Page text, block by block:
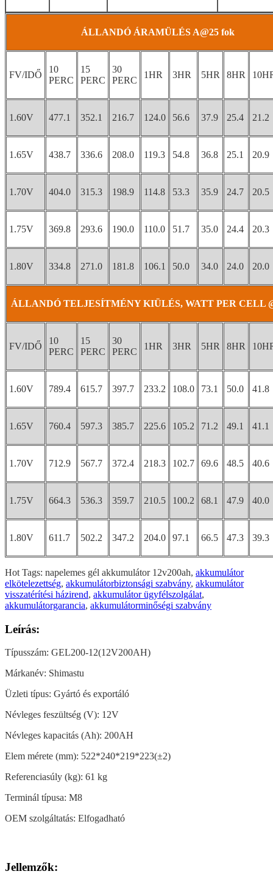
ÁLLANDÓ ÁRAMÜLÉS A@25 fok
FV/IDŐ
10
PERC
15
PERC
30
PERC
1HR 3HR 5HR 8HR
1.60V 477.1 352.1 216.7 124.0 56.6 37.9 25.4 21.2
1.65V 438.7 336.6 208.0 119.3 54.8 36.8 25.1 20.9
1.70V 404.0 315.3 198.9 114.8 53.3 35.9 24.7 20.5
1.75V 369.8 293.6 190.0 110.0 51.7 35.0 24.4 20.3
1.80V 334.8 271.0 181.8 106.1 50.0 34.0 24.0 20.0
ÁLLANDÓ TELJESÍTMÉNY KIÜLÉS, WATT PER CELL
FV/IDŐ
10
PERC
15
PERC
30
PERC
1HR 3HR 5HR 8HR
1.60V 789.4 615.7 397.7 233.2 108.0 73.1 50.0 41.8
1.65V 760.4 597.3 385.7 225.6 105.2 71.2 49.1 41.1
1.70V 712.9 567.7 372.4 218.3 102.7 69.6 48.5 40.6
1.75V 664.3 536.3 359.7 210.5 100.2 68.1 47.9 40.0
1.80V 611.7 502.2 347.2 204.0 97.1 66.5 47.3 39.3
Hot Tags: napelemes gél akkumulátor 12v200ah, akkumulátor
elkötelezettség, akkumulátorbiztonsági szabvány, akkumulátor
visszatérítési házirend, akkumulátor ügyfélszolgálat,
akkumulátorgarancia, akkumulátorminőségi szabvány
Leírás:
Típusszám: GEL200-12(12V200AH)
Márkanév: Shimastu
Üzleti típus: Gyártó és exportáló
Névleges feszültség (V): 12V
Névleges kapacitás (Ah): 200AH
Elem mérete (mm): 522*240*219*223(±2)
Referenciasúly (kg): 61 kg
Terminál típusa: M8
OEM szolgáltatás: Elfogadható
Jellemzők: